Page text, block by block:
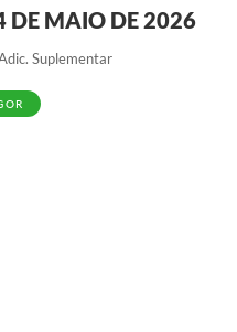
DE MAIO DE 2026
Suplementar